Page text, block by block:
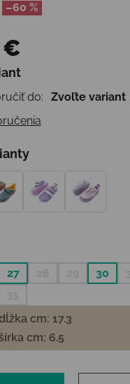
–60 %
€
do:
Zvoľte variant
27 30
cm: 17.3
cm: 6.5